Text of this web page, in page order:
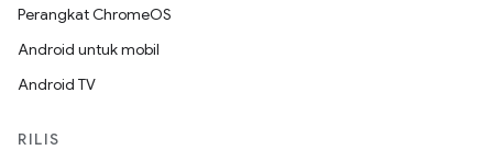
Perangkat ChromeOS
Android untuk mobil
Android TV
RILIS